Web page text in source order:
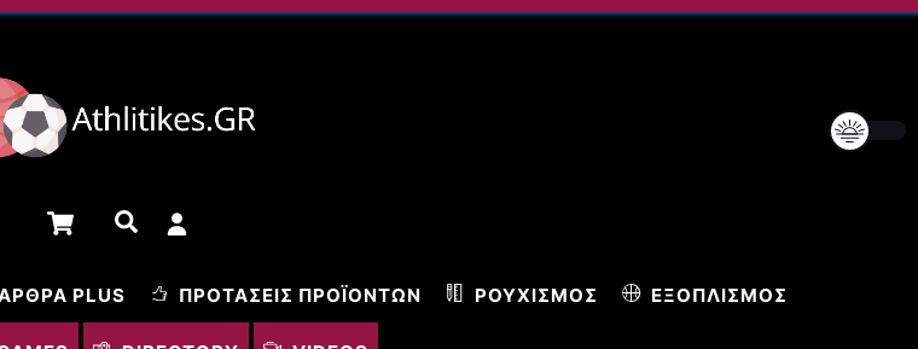
Cart Αναζήτηση
PLUS ΠΡΟΤΆΣΕΙΣ ΠΡΟΪΌΝΤΩΝ ΡΟΥΧΙΣΜΌΣ ΕΞΟΠΛΙΣΜΌΣ